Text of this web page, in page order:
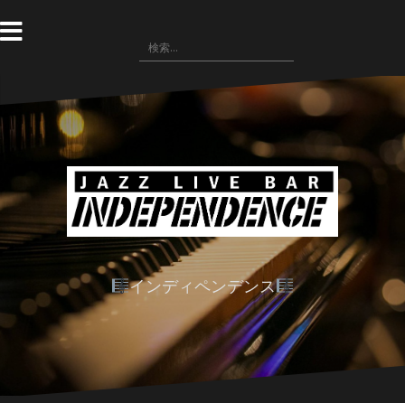
ン
テ
へ
ス
検
索:
インディペンデンス